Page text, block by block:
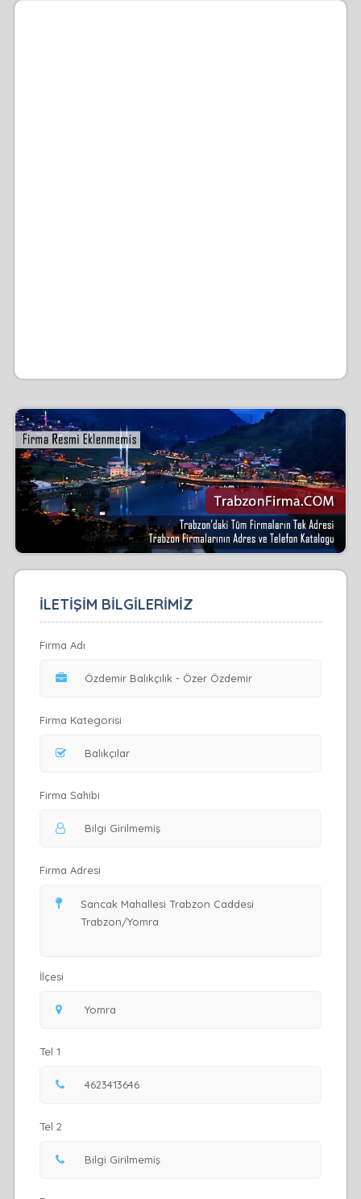
İLETİŞİM BİLGİLERİMİZ
Firma Adı
Firma Kategorisi
Firma Sahibi
Firma Adresi
İlçesi
Tel 1
Tel 2